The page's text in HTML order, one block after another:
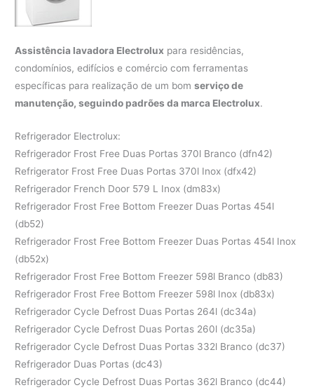
Assistência lavadora Electrolux para residências,
condomínios, edifícios e comércio com ferramentas
específicas para realização de um bomserviço de
manutenção, seguindo padrões da marca Electrolux.
Refrigerador Electrolux:
Refrigerador Frost Free Duas Portas 370l Branco (dfn42)
Refrigerator Frost Free Duas Portas 370l Inox (dfx42)
Refrigerador French Door 579 L Inox (dm83x)
Refrigerador Frost Free Bottom Freezer Duas Portas 454l
(db52)
Refrigerador Frost Free Bottom Freezer Duas Portas 454l Inox
(db52x)
Refrigerador Frost Free Bottom Freezer 598l Branco (db83)
Refrigerador Frost Free Bottom Freezer 598l Inox (db83x)
Refrigerador Cycle Defrost Duas Portas 264l (dc34a)
Refrigerador Cycle Defrost Duas Portas 260l (dc35a)
Refrigerador Cycle Defrost Duas Portas 332l Branco (dc37)
Refrigerador Duas Portas (dc43)
Refrigerador Cycle Defrost Duas Portas 362l Branco (dc44)